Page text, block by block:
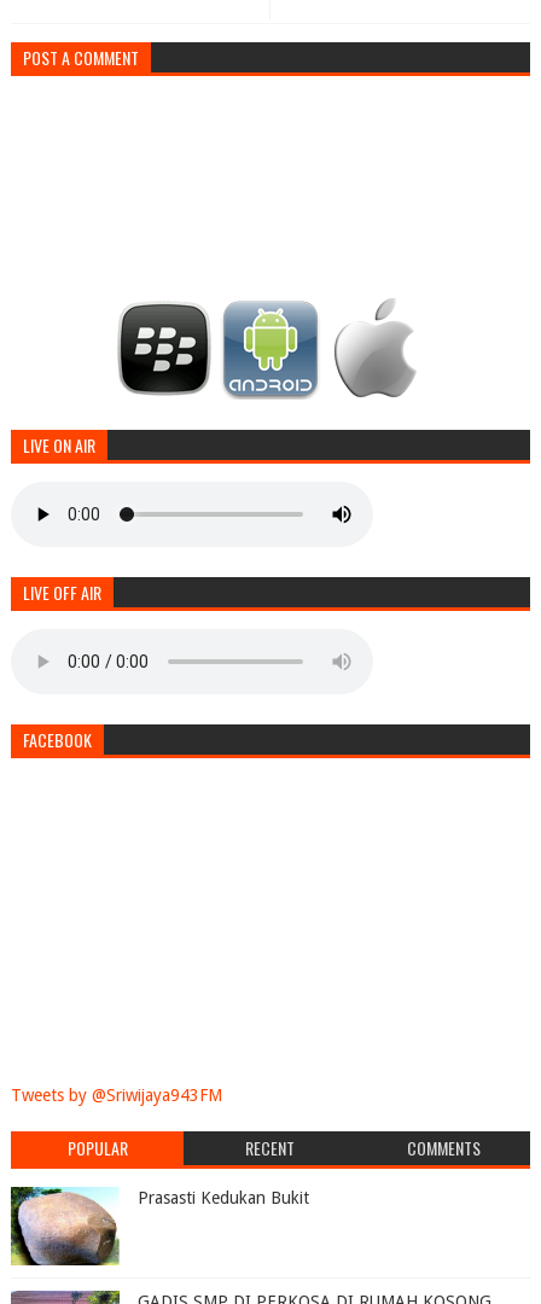
POST A COMMENT
LIVE ON AIR
LIVE OFF AIR
FACEBOOK
Tweets by @Sriwijaya943FM
POPULAR RECENT COMMENTS
Prasasti Kedukan Bukit